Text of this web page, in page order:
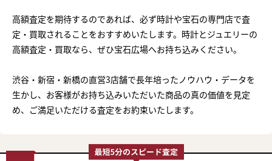
高額査定を期待するのであれば、必ず時計や宝石の専門店で査
定・買取されることをおすすめいたします。時計とジュエリーの
高額査定・買取なら、ぜひ宝石広場へお持ち込みください。
渋谷・新宿・新橋の直営3店舗で長年培ったノウハウ・データを
生かし、お客様がお持ち込みいただいた商品の真の価値を見定
め、ご満足いただける査定をお約束いたします。